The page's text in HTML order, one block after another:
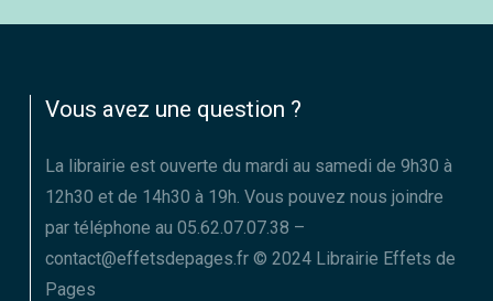
Vous avez une question ?
La librairie est ouverte du mardi au samedi de 9h30 à
12h30 et de 14h30 à 19h. Vous pouvez nous joindre
par téléphone au 05.62.07.07.38 –
contact@effetsdepages.fr © 2024 Librairie Effets de
Pages